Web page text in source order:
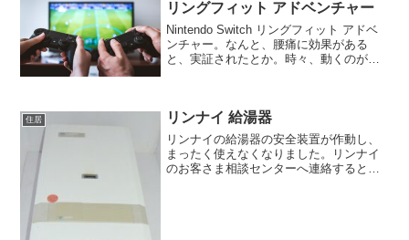
リングフィット アドベンチャー
Nintendo Switch リングフィット アドベ
ンチャー。なんと、腰痛に効果がある
と、実証されたとか。時々、動くのがツ
ですが、...
住居 リンナイ 給湯器
リンナイの給湯器の安全装置が作動し、
まったく使えなくなりました。リンナイ
のお客さま相談センターへ連絡すると、